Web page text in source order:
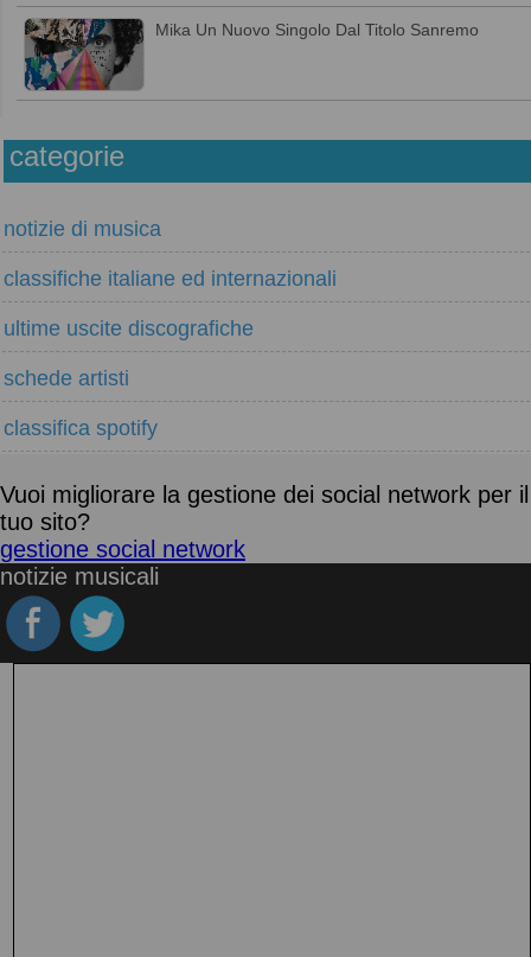
Mika Un Nuovo Singolo Dal Titolo Sanremo
categorie
notizie di musica
classifiche italiane ed internazionali
ultime uscite discografiche
schede artisti
classifica spotify
Vuoi migliorare la gestione dei social network per il
tuo sito?
gestione social network
notizie musicali